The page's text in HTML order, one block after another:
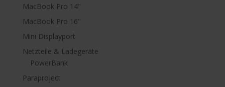
MacBook Pro 14"
MacBook Pro 16"
Mini Displayport
Netzteile & Ladegeräte
PowerBank
Paraproject